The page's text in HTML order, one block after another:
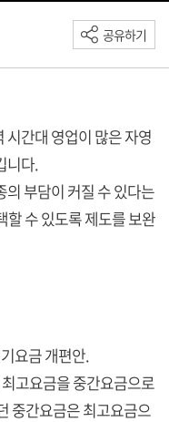
공유하기
간대 영업이 많은 자영
니다.
부담이 커질 수 있다는
할 수 있도록 제도를 보완
요금 개편안.
고요금을 중간요금으로
중간요금은 최고요금으